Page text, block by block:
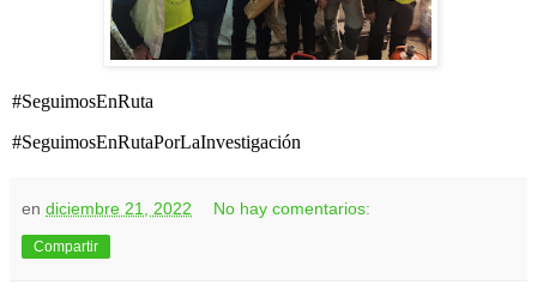
#SeguimosEnRuta
#SeguimosEnRutaPorLaInvestigación
en diciembre 21, 2022 No hay comentarios:
Compartir